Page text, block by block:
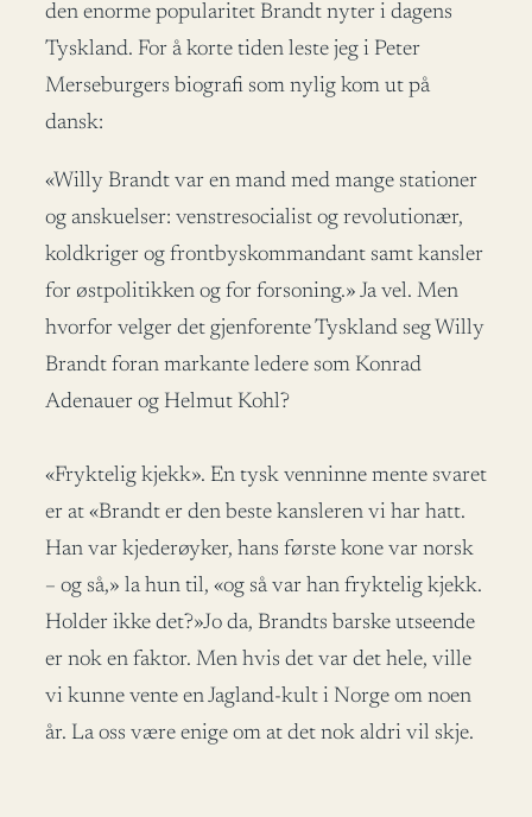
den enorme popularitet Brandt nyter i dagens
Tyskland. For å korte tiden leste jeg i Peter
Merseburgers biografi som nylig kom ut på
dansk:
«Willy Brandt var en mand med mange stationer
og anskuelser: venstresocialist og revolutionær,
koldkriger og frontbyskommandant samt kansler
for østpolitikken og for forsoning.» Ja vel. Men
hvorfor velger det gjenforente Tyskland seg Willy
Brandt foran markante ledere som Konrad
Adenauer og Helmut Kohl?
«Fryktelig kjekk». En tysk venninne mente svaret
er at «Brandt er den beste kansleren vi har hatt.
Han var kjederøyker, hans første kone var norsk
– og så,» la hun til, «og så var han fryktelig kjekk.
Holder ikke det?»Jo da, Brandts barske utseende
er nok en faktor. Men hvis det var det hele, ville
vi kunne vente en Jagland-kult i Norge om noen
år. La oss være enige om at det nok aldri vil skje.